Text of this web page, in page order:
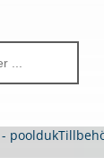
poolduk